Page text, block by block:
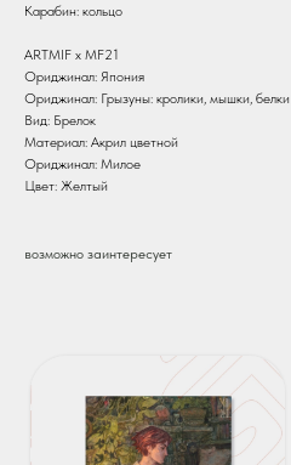
Карабин: кольцо
ARTMIF х MF21
Ориджинал: Япония
Ориджинал: Грызуны: кролики, мышки, белки
Вид: Брелок
Материал: Акрил цветной
Ориджинал: Милое
Цвет: Желтый
возможно заинтересует